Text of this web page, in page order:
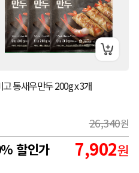
통새우만두 200g x 3개
26,340원
할인가 7,902원